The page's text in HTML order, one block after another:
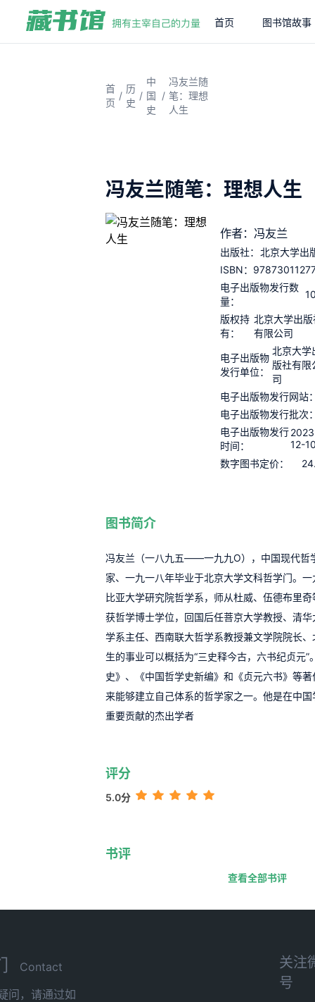
首页 图书馆故事
首
页
/
历
史
/
中
国
史
/
冯友兰随
笔：理想
人生
冯友兰随笔：理想人生
作者：冯友兰
出版社： 北京大学出
ISBN：
电子出版物发行数
量：
版权持
有：
北京大学出
有限公司
电子出版物
发行单位：
北京大学
版社有限
司
电子出版物发行网站
电子出版物发行批次
电子出版物发行
时间：
12-
数字图书定价：
图书简介
冯友兰（一八九五——一九九O），中国现代哲
家、一九一八年毕业于北京大学文科哲学门。
比亚大学研究院哲学系，师从杜威、伍德布里
获哲学博士学位，回国后任菩京大学教授、清
学系主任、西南联大哲学系教授兼文学院院长
生的事业可以概括为“三史释今古，六书纪贞元”
史》、《中国哲学史新编》和《贞元六书》等
来能够建立自己体系的哲学家之一。他是在中
重要贡献的杰出学者
评分
5.0分
书评
查看全部书评
Contact
问，请通过如
关注
号